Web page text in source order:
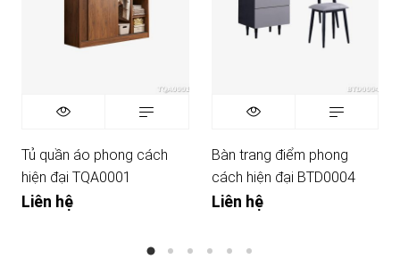
Tủ quần áo phong cách
hiện đại TQA0001
Liên hệ
Bàn trang điểm phong
cách hiện đại BTD0004
Liên hệ